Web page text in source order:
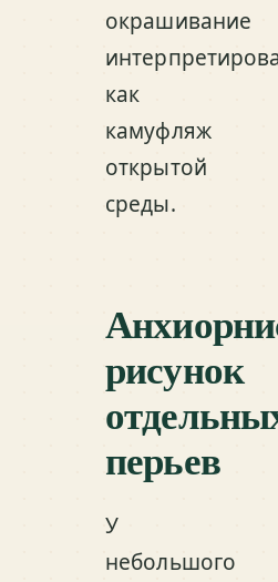
окрашивание
как
камуфляж
открытой
среды.
рисунок
перьев
У
небольшого